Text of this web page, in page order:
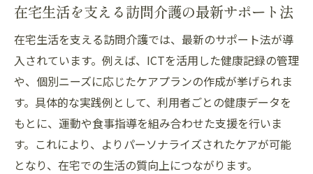
暮らしの質を高める訪問介護の地域活用法
安心して暮らすための訪問介護のポイント
安心生活に欠かせない訪問介護の選び方
訪問介護導入時に抑えたい大切なポイント
自宅で安心を得るための訪問介護利用方法
訪問介護の活用で日常生活が快適になる理
由
在宅生活を支える訪問介護の最新サポート法
在宅生活を支える訪問介護では、最新のサポート法が導
入されています。例えば、ICTを活用した健康記録の管理
や、個別ニーズに応じたケアプランの作成が挙げられま
す。具体的な実践例として、利用者ごとの健康データを
もとに、運動や食事指導を組み合わせた支援を行いま
す。これにより、よりパーソナライズされたケアが可能
となり、在宅での生活の質向上につながります。